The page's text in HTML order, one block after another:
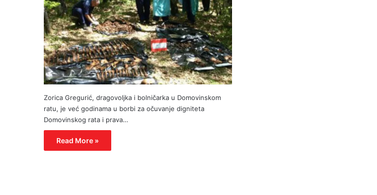
Zorica Gregurić, dragovoljka i bolničarka u Domovinskom
ratu, je već godinama u borbi za očuvanje digniteta
Domovinskog rata i prava…
Read More »